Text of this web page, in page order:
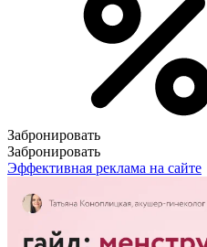
Забронировать
Забронировать
Эффективная реклама на сайте